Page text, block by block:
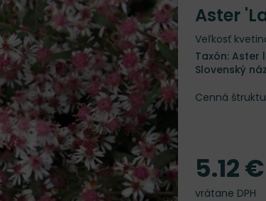
Aster
Veľkosť
Taxón: Aster
Slovenský
Cenná
Cena
5.12 €
vrátane DPH